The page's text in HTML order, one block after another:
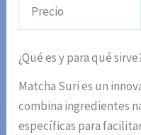
Precio
¿Qué es y para qué
Matcha Suri es un
combina ingredientes
específicas para